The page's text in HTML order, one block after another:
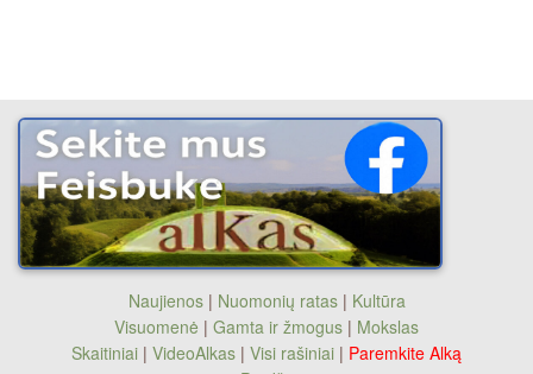
Naujienos| Nuomonių ratas| Kultūra
Visuomenė | Gamta ir žmogus | Mokslas
Skaitiniai | VideoAlkas | Visi rašiniai | Paremkite Alką